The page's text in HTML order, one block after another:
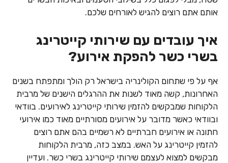
אותם אתם רוצים להגיש לאורחים שלכם.
איך עובדים עם שירותי קייטרינג
בשרי כשר להפקת אירוע?
אף על פי שתחום הקולינריה בישראל רק הולך ומתפתח בשנים
האחרונות, קשה מאוד לשנות את ההרגלים הישנים של מרבית
הלקוחות שמבקשים להזמין שירותי קייטרינג לאירועים. בוודאי
ובוודאי כאשר מדובר על אירועים מסורתיים מאוד כמו אירועי
חתונה או אירועים חברתיים לא רשמיים בהם אתם רוצים
להזמין קייטרינג על האש. במצב כזה, מרבית הלקוחות
מבקשים למצוא לעצמם שירותי קייטרינג בשרי כשר. ועדיין